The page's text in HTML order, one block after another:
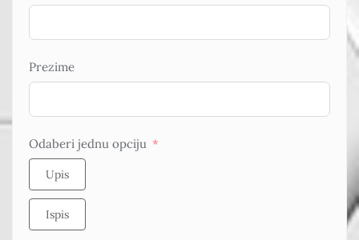
Prezime
Odaberi jednu opciju
Upis
Ispis